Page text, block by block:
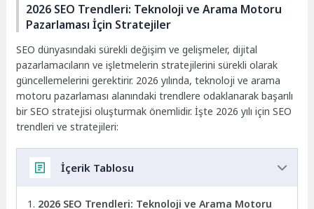
2026 SEO Trendleri: Teknoloji ve Arama Motoru
Pazarlaması İçin Stratejiler
SEO dünyasındaki sürekli değişim ve gelişmeler, dijital
pazarlamacıların ve işletmelerin stratejilerini sürekli olarak
güncellemelerini gerektirir. 2026 yılında, teknoloji ve arama
motoru pazarlaması alanındaki trendlere odaklanarak başarılı
bir SEO stratejisi oluşturmak önemlidir. İşte 2026 yılı için SEO
trendleri ve stratejileri:
İçerik Tablosu
2026 SEO Trendleri: Teknoloji ve Arama Motoru